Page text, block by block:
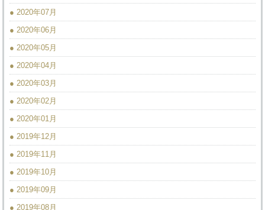
● 2020年07月
● 2020年06月
● 2020年05月
● 2020年04月
● 2020年03月
● 2020年02月
● 2020年01月
● 2019年12月
● 2019年11月
● 2019年10月
● 2019年09月
● 2019年08月